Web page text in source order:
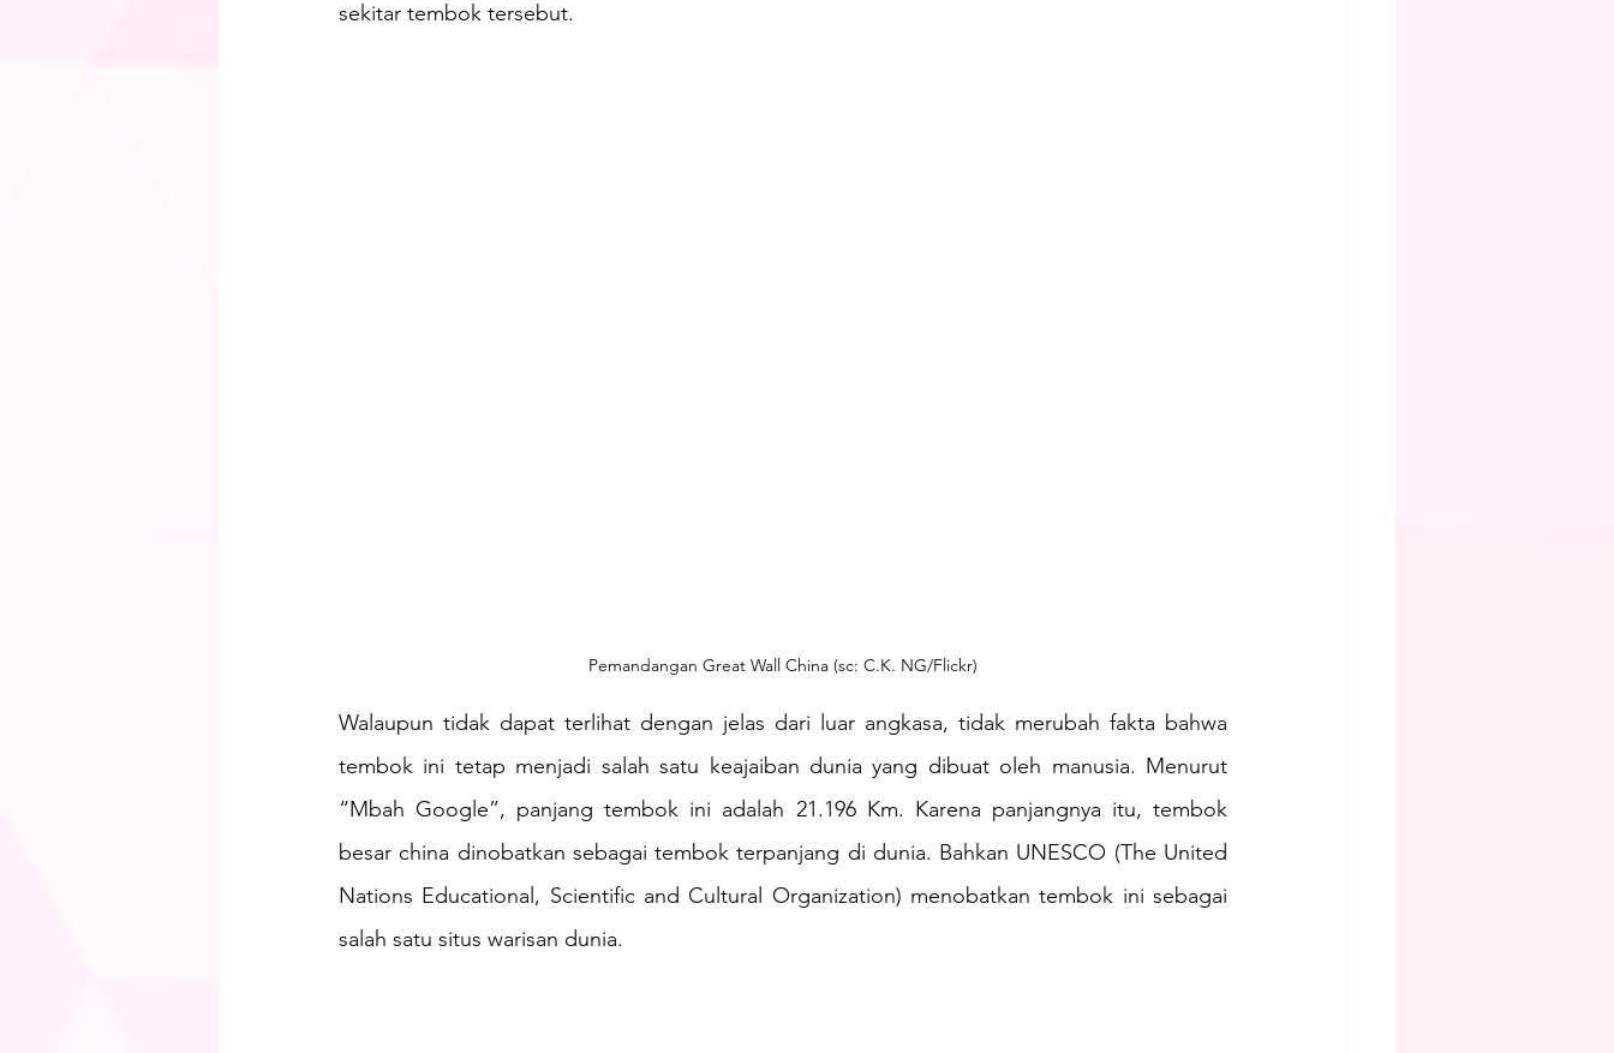
sekitar tembok tersebut.
Pemandangan Great Wall China (sc: C.K. NG/Flickr)
Walaupun tidak dapat terlihat dengan jelas dari luar angkasa, tidak merubah fakta bahwa
tembok ini tetap menjadi salah satu keajaiban dunia yang dibuat oleh manusia. Menurut
“Mbah Google”, panjang tembok ini adalah 21.196 Km. Karena panjangnya itu, tembok
besar china dinobatkan sebagai tembok terpanjang di dunia. Bahkan UNESCO (The United
Nations Educational, Scientific and Cultural Organization) menobatkan tembok ini sebagai
salah satu situs warisan dunia.